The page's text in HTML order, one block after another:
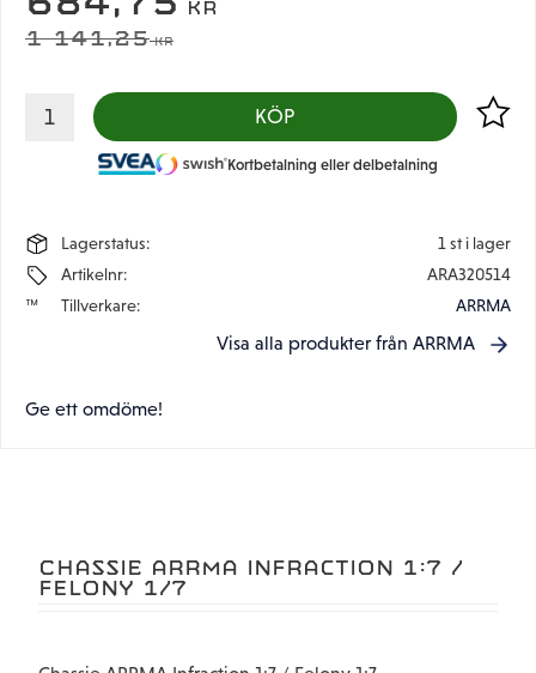
KR
ORDINARIE PRIS:
1 141,25KR
KÖP Lägg
Kortbetalning eller delbetalning
Lagerstatus
1 st i lager
Artikelnr
ARA320514
Tillverkare
ARRMA
Visa alla produkter från ARRMA
Ge ett omdöme!
CHASSIE ARRMA INFRACTION 1:7 /
FELONY 1/7